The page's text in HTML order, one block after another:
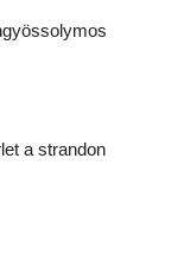
a strandon